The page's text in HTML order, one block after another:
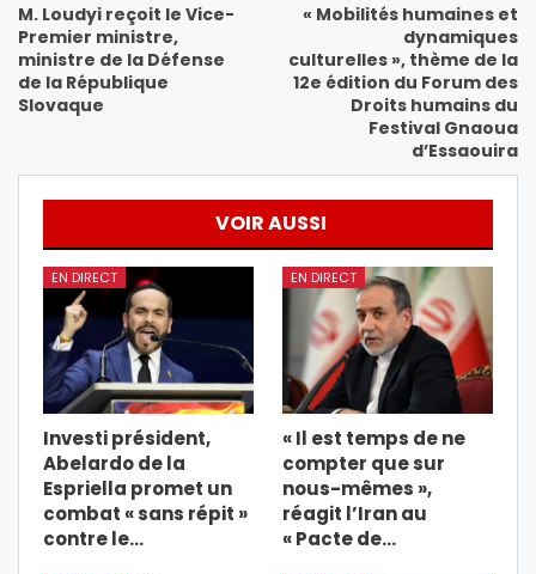
M. Loudyi reçoit le Vice-
Premier ministre,
ministre de la Défense
de la République
Slovaque
« Mobilités humaines et
dynamiques
culturelles », thème de la
12e édition du Forum des
Droits humains du
Festival Gnaoua
d’Essaouira
VOIR AUSSI
EN DIRECT
Investi président,
Abelardo de la
Espriella promet un
combat « sans répit »
contre le…
EN DIRECT
« Il est temps de ne
compter que sur
nous-mêmes »,
réagit l’Iran au
« Pacte de…